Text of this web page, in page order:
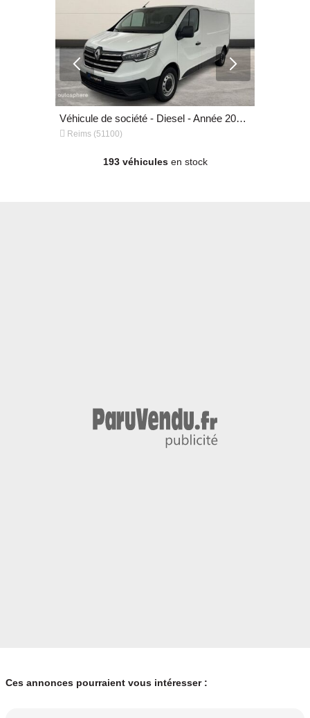
vous accompagne dans le financement de
Véhicule de société - Diesel - Année 2023 - 88 347 km, 21 799 €
 Reims (51100)
193 véhiculesen stock
Ces annonces pourraient vous intéresser :